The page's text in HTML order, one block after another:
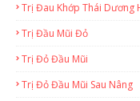
Trị Đau Khớp Thái Dương
Trị Đầu Mũi Đỏ
Trị Đỏ Đầu Mũi
Trị Đỏ Đầu Mũi Sau Nâng